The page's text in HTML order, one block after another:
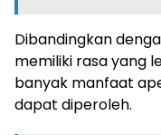
Dibandingkan
memiliki rasa yang
banyak manfaat
dapat diperoleh.